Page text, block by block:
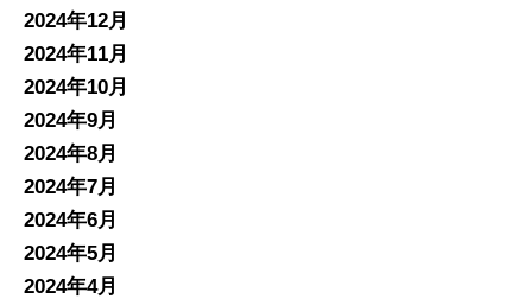
2024年12月
2024年11月
2024年10月
2024年9月
2024年8月
2024年7月
2024年6月
2024年5月
2024年4月